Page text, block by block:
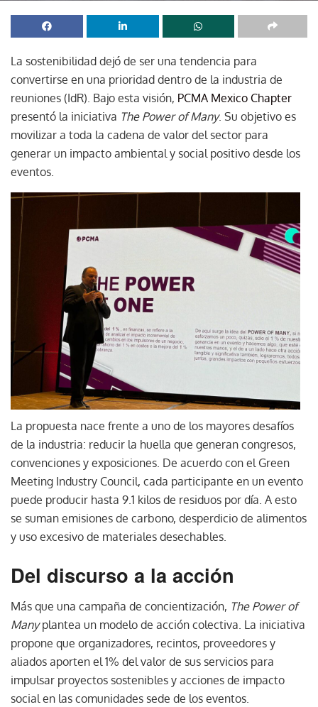
La sostenibilidad dejó de ser una tendencia para
convertirse en una prioridad dentro de la industria de
reuniones (IdR). Bajo esta visión, PCMA Mexico Chapter
presentó la iniciativa The Power of Many. Su objetivo es
movilizar a toda la cadena de valor del sector para
generar un impacto ambiental y social positivo desde los
eventos.
La propuesta nace frente a uno de los mayores desafíos
de la industria: reducir la huella que generan congresos,
convenciones y exposiciones. De acuerdo con el Green
Meeting Industry Council, cada participante en un evento
puede producir hasta 9.1 kilos de residuos por día. A esto
se suman emisiones de carbono, desperdicio de alimentos
y uso excesivo de materiales desechables.
Del discurso a la acción
Más que una campaña de concientización, The Power of
Manyplantea un modelo de acción colectiva. La iniciativa
propone que organizadores, recintos, proveedores y
aliados aporten el 1% del valor de sus servicios para
impulsar proyectos sostenibles y acciones de impacto
social en las comunidades sede de los eventos.